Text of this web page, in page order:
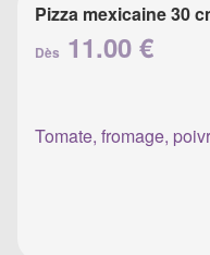
Pizza mexicaine 30
Dès 11.00 €
Tomate, fromage,